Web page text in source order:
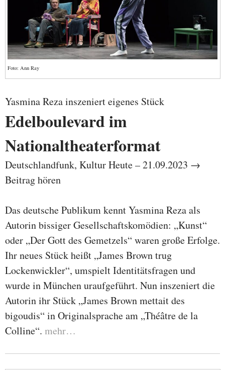
Foto: Ann Ray
Yasmina Reza inszeniert eigenes Stück
Edelboulevard im
Nationaltheaterformat
Deutschlandfunk, Kultur Heute – 21.09.2023 →
Beitrag hören
Das deutsche Publikum kennt Yasmina Reza als
Autorin bissiger Gesellschaftskomödien: „Kunst“
oder „Der Gott des Gemetzels“ waren große Erfolge.
Ihr neues Stück heißt „James Brown trug
Lockenwickler“, umspielt Identitätsfragen und
wurde in München uraufgeführt. Nun inszeniert die
Autorin ihr Stück „James Brown mettait des
bigoudis“ in Originalsprache am „Théâtre de la
Colline“. mehr…